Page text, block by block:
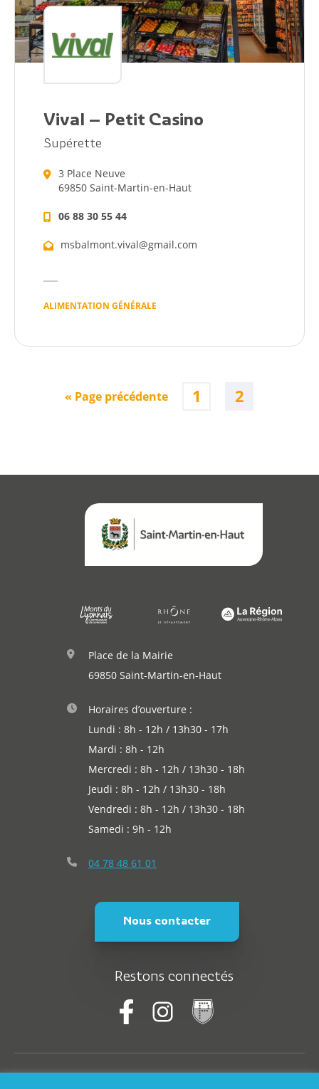
Vival – Petit Casino
Supérette
3 Place Neuve
69850 Saint-Martin-en-Haut
06 88 30 55 44
msbalmont.vival@gmail.com
ALIMENTATION GÉNÉRALE
« Page précédente 1 2
Place de la Mairie
69850 Saint-Martin-en-Haut
Horaires d’ouverture :
Lundi : 8h - 12h / 13h30 - 17h
Mardi : 8h - 12h
Mercredi : 8h - 12h / 13h30 - 18h
Jeudi : 8h - 12h / 13h30 - 18h
Vendredi : 8h - 12h / 13h30 - 18h
Samedi : 9h - 12h
04 78 48 61 01
Nous contacter
Restons connectés
Dynamique
Démarches
Actualités
Démarches
Annuaire